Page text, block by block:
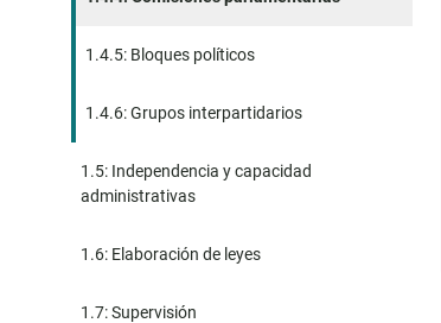
1.4.5: Bloques políticos
1.4.6: Grupos interpartidarios
1.5: Independencia y capacidad
administrativas
1.6: Elaboración de leyes
1.7: Supervisión